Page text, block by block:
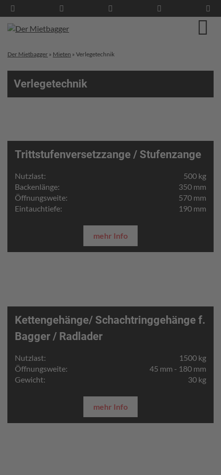
Der Mietbagger » Mieten » Verlegetechnik
Verlegetechnik
Trittstufenversetzzange / Stufenzange
Nutzlast:
500 kg
Backenlänge:
350 mm
Öffnungsweite:
570 mm
Eintauchtiefe:
190 mm
mehr Info
Kettengehänge/ Schachtringgehänge f.
Bagger / Radlader
Nutzlast:
1500 kg
Öffnungsweite:
45 mm - 180 mm
Gewicht:
30 kg
mehr Info